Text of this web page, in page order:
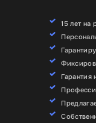
15 лет на
Гарантия